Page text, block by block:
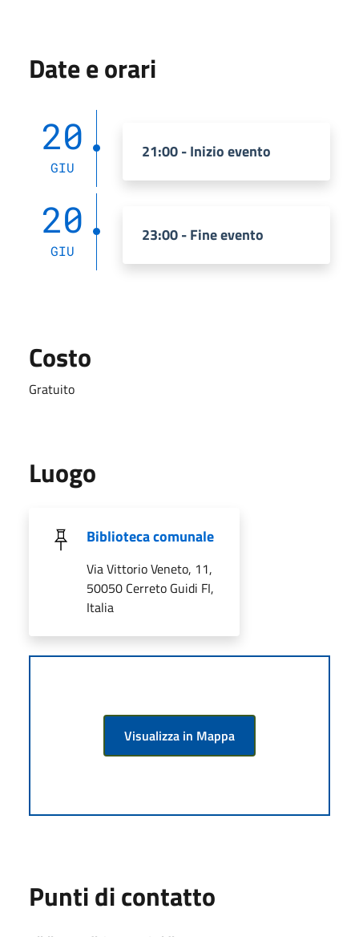
Date e orari
20
GIU
21:00 - Inizio evento
20
GIU
23:00 - Fine evento
Costo
Gratuito
Luogo
Biblioteca comunale
Via Vittorio Veneto, 11,
50050 Cerreto Guidi FI,
Italia
Visualizza in Mappa
Punti di contatto